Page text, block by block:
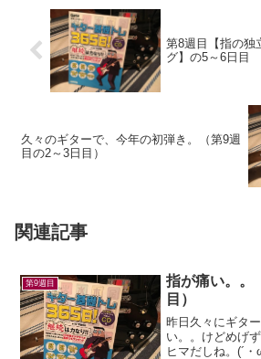
第8週目【指の独
グ】の5～6日目
久々のギターで、今年の初弾き。（第9週
目の2～3日目）
関連記事
第9週目
指が痛い。。
目）
昨日久々にギタ
い。。けどめげ
ヒマだしね。(´